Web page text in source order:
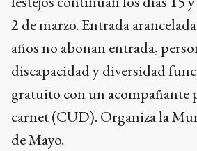
2 de marzo. Entrada
años no abonan entrada,
discapacidad y diversidad
gratuito con un acompañante
carnet (CUD). Organiza la
de Mayo.